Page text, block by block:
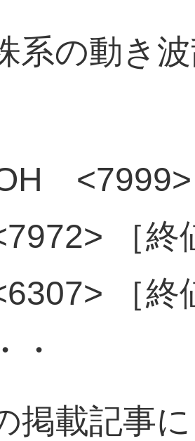
系の動き
<7999>
［終
［終
・
掲載記事